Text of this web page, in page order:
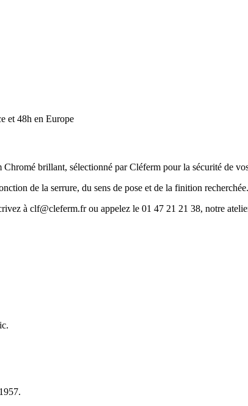
et 48h en Europe
brillant, sélectionné par Cléferm pour la sécurité de
de la serrure, du sens de pose et de la finition recherchée.
à clf@cleferm.fr ou appelez le 01 47 21 21 38, notre